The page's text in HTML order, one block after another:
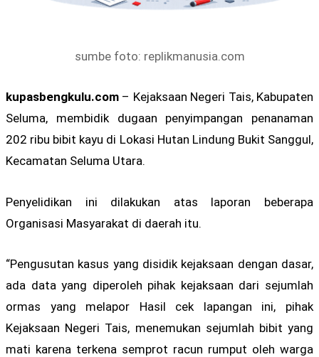
sumbe foto: replikmanusia.com
kupasbengkulu.com – Kejaksaan Negeri Tais, Kabupaten
Seluma, membidik dugaan penyimpangan penanaman
202 ribu bibit kayu di Lokasi Hutan Lindung Bukit Sanggul,
Kecamatan Seluma Utara.
Penyelidikan ini dilakukan atas laporan beberapa
Organisasi Masyarakat di daerah itu.
“Pengusutan kasus yang disidik kejaksaan dengan dasar,
ada data yang diperoleh pihak kejaksaan dari sejumlah
ormas yang melapor Hasil cek lapangan ini, pihak
Kejaksaan Negeri Tais, menemukan sejumlah bibit yang
mati karena terkena semprot racun rumput oleh warga